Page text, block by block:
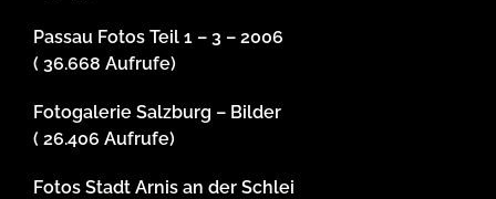
Passau Fotos Teil 1 – 3 – 2006
( 36.668 Aufrufe)
Fotogalerie Salzburg – Bilder
( 26.406 Aufrufe)
Fotos Stadt Arnis an der Schlei